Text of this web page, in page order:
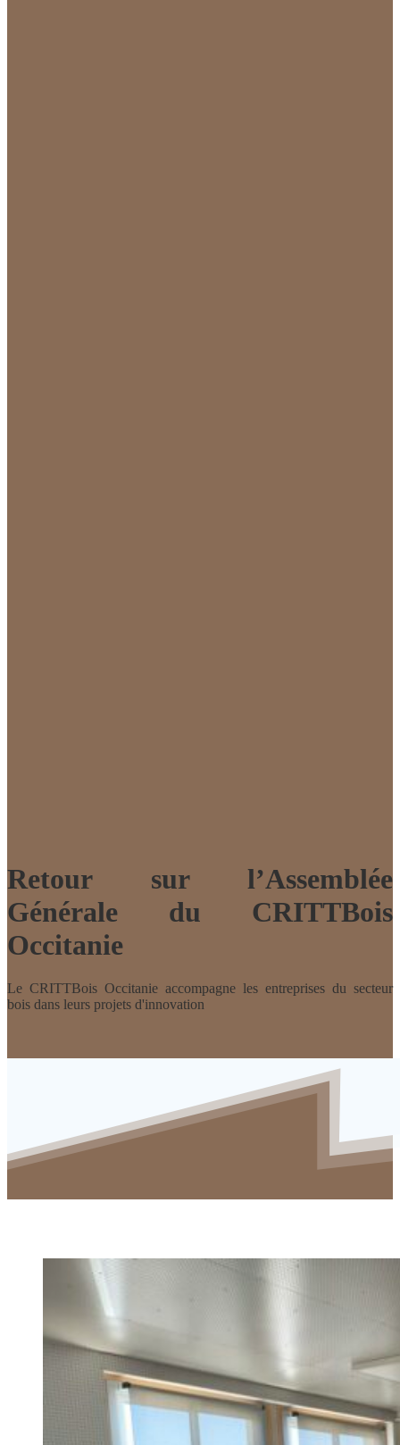
Retour sur l’Assemblée
Générale du CRITTBois
Occitanie
Le CRITTBois Occitanie accompagne les entreprises du secteur
bois dans leurs projets d'innovation